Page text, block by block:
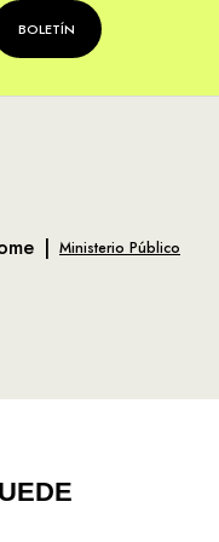
BOLETÍN
| Ministerio Público